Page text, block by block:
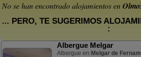
No se han encontrado alojamientos en
... PERO, TE SUGERIMOS
:
Albergue Melgar
Albergue en Melgar de